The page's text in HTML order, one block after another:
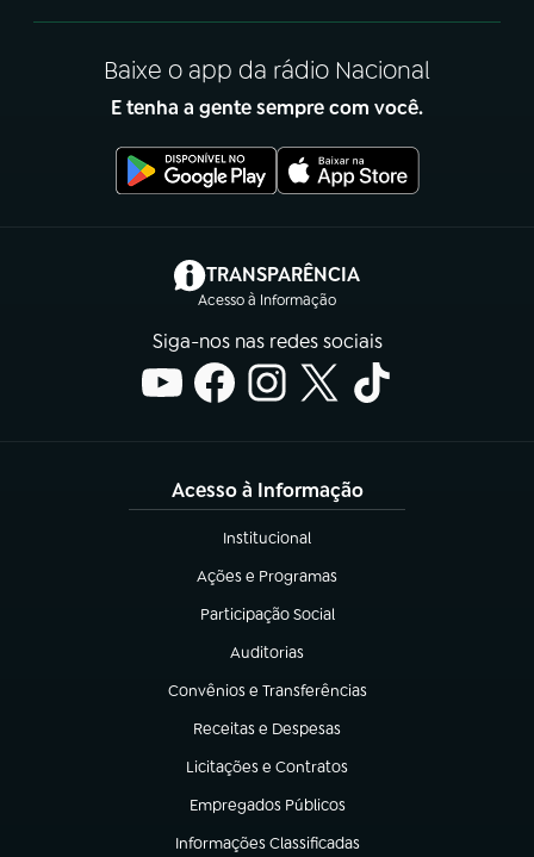
Baixe o app da rádio Nacional
E tenha a gente sempre com você.
TRANSPARÊNCIA
Acesso à Informação
(abre em nova aba)
Siga-nos nas redes sociais
Acesso à Informação
Institucional
(abre em nova aba)
Ações e Programas
(abre em nova aba)
Participação Social
(abre em nova aba)
Auditorias
(abre em nova aba)
Convênios e Transferências
(abre em nova aba)
Receitas e Despesas
(abre em nova aba)
Licitações e Contratos
(abre em nova aba)
Empregados Públicos
(abre em nova aba)
Informações Classificadas
(abre em nova aba)